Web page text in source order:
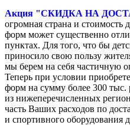
Акция "СКИДКА НА
огромная страна и стоимость
форм может существенно
пунктах. Для того, что бы
приносило свою пользу
мы берем на себя частичную
Теперь при условии
форм на сумму более 300 тыс.
из нижеперечисленных
часть Ваших расходов по
и спортивного оборудования